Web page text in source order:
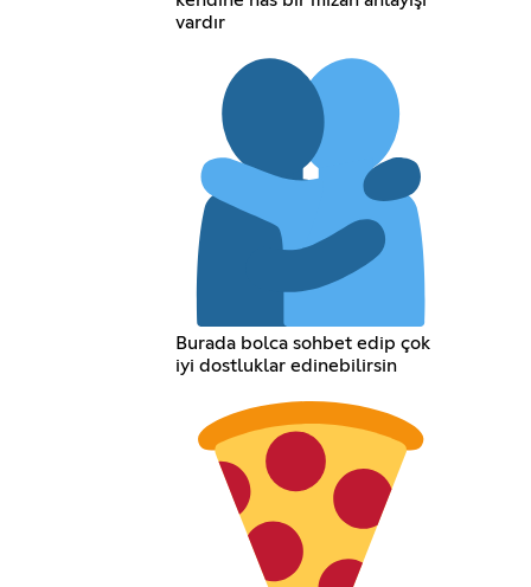
vardır
Burada bolca sohbet edip çok
iyi dostluklar edinebilirsin